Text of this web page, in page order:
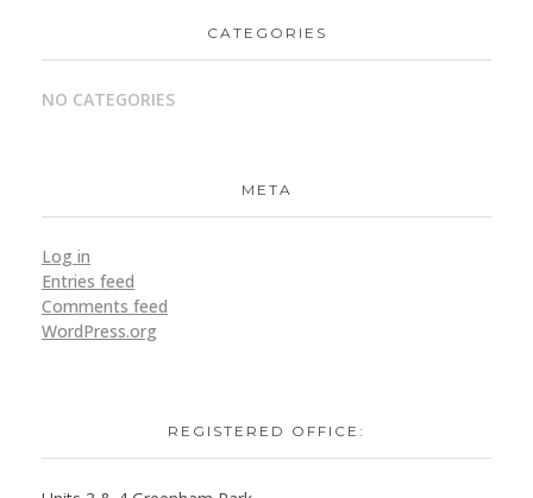
CATEGORIES
NO CATEGORIES
META
Log in
Entries feed
Comments feed
WordPress.org
REGISTERED OFFICE: